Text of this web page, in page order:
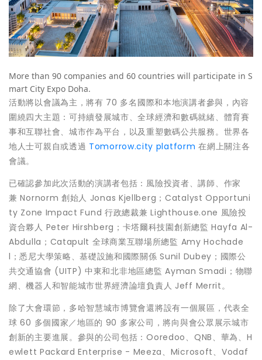
More than 90 companies and 60 countries will participate in S
mart City Expo Doha.
活動將以會議為主，將有 70 多名國際和本地演講者參與，內容
圍繞四大主題：可持續發展城市、全球經濟和數碼就緒、體育賽
事和互聯社會、城市作為平台，以及重塑數碼公共服務。世界各
地人士可親自或透過 Tomorrow.city platform 在網上關注各
會議。
已確認參加此次活動的演講者包括：風險投資者、講師、作家
兼 Nornorm 創始人 Jonas Kjellberg；Catalyst Opportuni
ty Zone Impact Fund 行政總裁兼 Lighthouse.one 風險投
資合夥人 Peter Hirshberg；卡塔爾科技園創新總監 Hayfa Al-
Abdulla；Catapult 全球商業互聯場所總監 Amy Hochade
l；悉尼大學策略、基礎設施和國際關係 Sunil Dubey；國際公
共交通協會 (UITP) 中東和北非地區總監 Ayman Smadi；物聯
網、機器人和智能城市世界經濟論壇負責人 Jeff Merrit。
除了大會環節，多哈智慧城市博覽會還將設有一個展區，代表全
球 60 多個國家／地區的 90 多家公司，將向與會公眾展示城市
創新的主要進展。參與的公司包括：Ooredoo、QNB、華為、H
ewlett Packard Enterprise - Meeza、Microsoft、Vodaf